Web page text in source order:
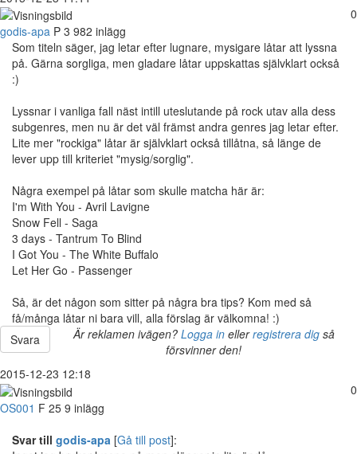
0
godis-apa P 3 982 inlägg
Som titeln säger, jag letar efter lugnare, mysigare låtar att lyssna
på. Gärna sorgliga, men gladare låtar uppskattas självklart också
:)
Lyssnar i vanliga fall näst intill uteslutande på rock utav alla dess
subgenres, men nu är det väl främst andra genres jag letar efter.
Lite mer "rockiga" låtar är självklart också tillåtna, så länge de
lever upp till kriteriet "mysig/sorglig".
Några exempel på låtar som skulle matcha här är:
I'm With You - Avril Lavigne
Snow Fell - Saga
3 days - Tantrum To Blind
I Got You - The White Buffalo
Let Her Go - Passenger
Så, är det någon som sitter på några bra tips? Kom med så
få/många låtar ni bara vill, alla förslag är välkomna! :)
Svara
Är reklamen ivägen? Logga inellerregistrera digså
försvinner den!
2015-12-23 12:18
0
OS001 F 25 9 inlägg
Svar till godis-apa [Gå till post]: